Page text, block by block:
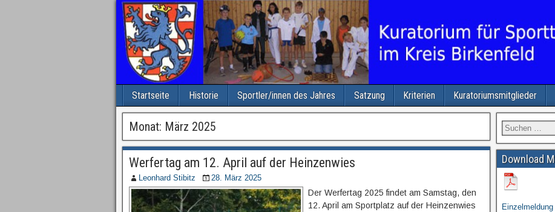
Startseite Historie Sportler/innen des Jahres Satzung Kriterien Kuratoriumsmitglieder
Monat: März 2025
Werfertag am 12. April auf der Heinzenwies
Leonhard Stibitz 28. März 2025
Der Werfertag 2025 findet am Samstag, den
12. April am Sportplatz auf der Heinzenwies
Download
Einzelmeldung